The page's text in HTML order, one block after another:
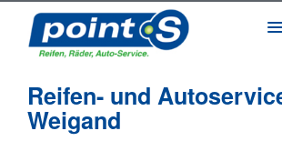
Reifen- und
Weigand